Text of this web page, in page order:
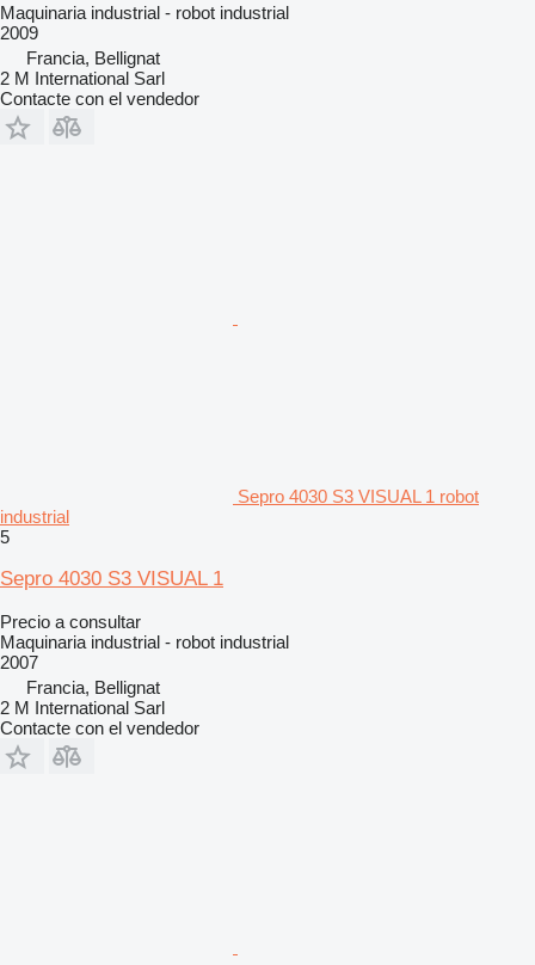
Maquinaria industrial - robot industrial
2009
Francia, Bellignat
2 M International Sarl
Contacte con el vendedor
Sepro 4030 S3 VISUAL 1 robot
industrial
5
Sepro 4030 S3 VISUAL 1
Precio a consultar
Maquinaria industrial - robot industrial
2007
Francia, Bellignat
2 M International Sarl
Contacte con el vendedor